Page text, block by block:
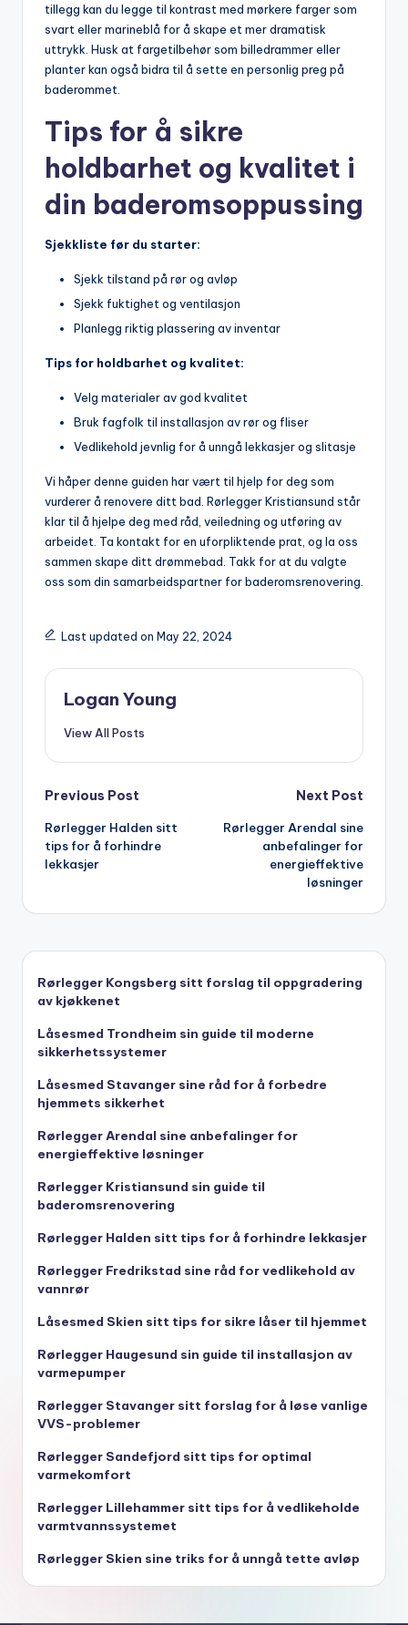
tillegg kan du⁢ legge til kontrast‍ med mørkere ‍farger⁢ som
svart ​eller marineblå for å‌ skape et mer dramatisk
uttrykk. Husk at fargetilbehør som billedrammer eller⁢
planter kan også‍ bidra ⁢til å‍ sette en personlig ⁢preg på
baderommet.
Tips for å sikre⁢
holdbarhet ⁢og kvalitet i
din baderomsoppussing
Sjekkliste før‍ du starter:
Sjekk tilstand‌ på rør og‍ avløp
Sjekk fuktighet ‍og ventilasjon
Planlegg ⁢riktig plassering av inventar
Tips for holdbarhet ​og kvalitet:
Velg materialer av god kvalitet
Bruk fagfolk ​til​ installasjon av​ rør ​og fliser
Vedlikehold jevnlig⁣ for å ‍unngå lekkasjer og slitasje
Vi ‌håper ⁣denne ‍guiden har vært ‍til‌ hjelp for deg som⁣
vurderer å renovere ditt bad. Rørlegger‍ Kristiansund ‌står
klar til å hjelpe deg⁢ med råd, veiledning og utføring av
arbeidet. ⁣Ta ‍kontakt for ​en uforpliktende prat,⁣ og la oss
sammen skape ditt ‌drømmebad. Takk for at‌ du⁤ valgte
oss som din samarbeidspartner for baderomsrenovering.
Last updated on May 22, 2024
Logan Young
View All Posts
Post
navigation
Previous Post
Rørlegger Halden sitt
tips for å forhindre
lekkasjer
Next Post
Rørlegger Arendal sine
anbefalinger for
energieffektive
løsninger
Rørlegger Kongsberg sitt forslag til oppgradering
av kjøkkenet
Låsesmed Trondheim sin guide til moderne
sikkerhetssystemer
Låsesmed Stavanger sine råd for å forbedre
hjemmets sikkerhet
Rørlegger Arendal sine anbefalinger for
energieffektive løsninger
Rørlegger Kristiansund sin guide til
baderomsrenovering
Rørlegger Halden sitt tips for å forhindre lekkasjer
Rørlegger Fredrikstad sine råd for vedlikehold av
vannrør
Låsesmed Skien sitt tips for sikre låser til hjemmet
Rørlegger Haugesund sin guide til installasjon av
varmepumper
Rørlegger Stavanger sitt forslag for å løse vanlige
VVS-problemer
Rørlegger Sandefjord sitt tips for optimal
varmekomfort
Rørlegger Lillehammer sitt tips for å vedlikeholde
varmtvannssystemet
Rørlegger Skien sine triks for å unngå tette avløp